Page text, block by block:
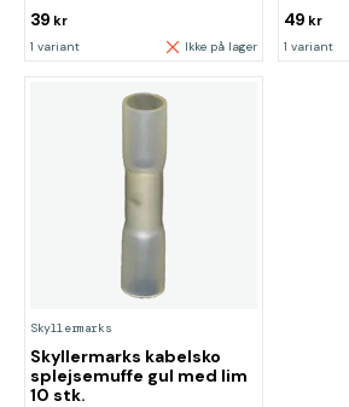
39 kr
1 variant Ikke på lager
49 kr
1 variant
Skyllermarks
Skyllermarks kabelsko
splejsemuffe gul med lim
10 stk.